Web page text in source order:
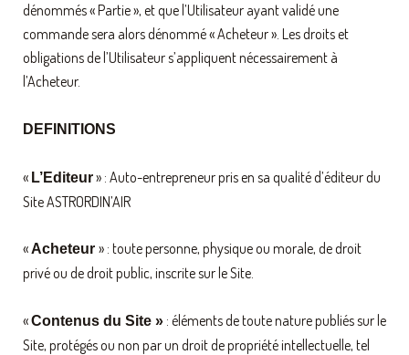
dénommés « Partie », et que l’Utilisateur ayant validé une
commande sera alors dénommé « Acheteur ». Les droits et
obligations de l’Utilisateur s’appliquent nécessairement à
l’Acheteur.
DEFINITIONS
« L’Editeur» : Auto-entrepreneur pris en sa qualité d’éditeur du
Site ASTRORDIN’AIR
«Acheteur » : toute personne, physique ou morale, de droit
privé ou de droit public, inscrite sur le Site.
«Contenus du Site » : éléments de toute nature publiés sur le
Site, protégés ou non par un droit de propriété intellectuelle, tel